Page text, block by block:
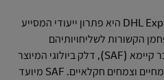
תוכנית GoGreen Plus של DHL Express היא פתרון ייעודי המסייע
הקשורות לשליחויותיהם
באמצעות שימוש בדלק תעופה בר קיימא (SAF), דלק ביולוגי המיוצר
ממקורות מתחדשים כמו שמני צמחיים וצמחים חקלאיים. SAF מיועד